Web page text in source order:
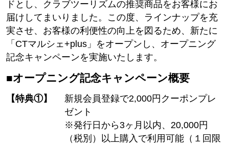
ドとし、クラブツーリズムの推奨商品をお客様にお
届けしてまいりました。この度、ラインナップを充
実させ、お客様の利便性の向上を図るため、新たに
「CTマルシェ+plus」をオープンし、オープニング
記念キャンペーンを実施いたします。
■オープニング記念キャンペーン概要
【特典①】
新規会員登録で2,000円クーポンプレ
ゼント
※発行日から3ヶ月以内、20,000円
（税別）以上購入で利用可能（１回限